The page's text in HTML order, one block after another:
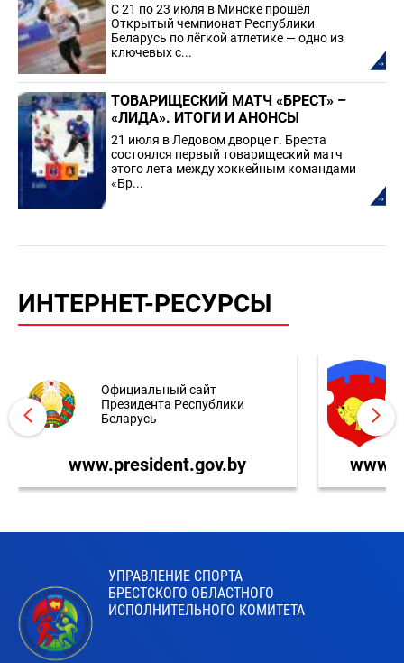
С 21 по 23 июля в Минске прошёл
Открытый чемпионат Республики
Беларусь по лёгкой атлетике — одно из
ключевых с...
ТОВАРИЩЕСКИЙ МАТЧ «БРЕСТ» –
«ЛИДА». ИТОГИ И АНОНСЫ
21 июля в Ледовом дворце г. Бреста
состоялся первый товарищеский матч
этого лета между хоккейным командами
«Бр...
ИНТЕРНЕТ-РЕСУРСЫ
Официальный сайт
Президента Республики
Беларусь
www.president.gov.by
УПРАВЛЕНИЕ СПОРТА
БРЕСТСКОГО ОБЛАСТНОГО
ИСПОЛНИТЕЛЬНОГО КОМИТЕТА